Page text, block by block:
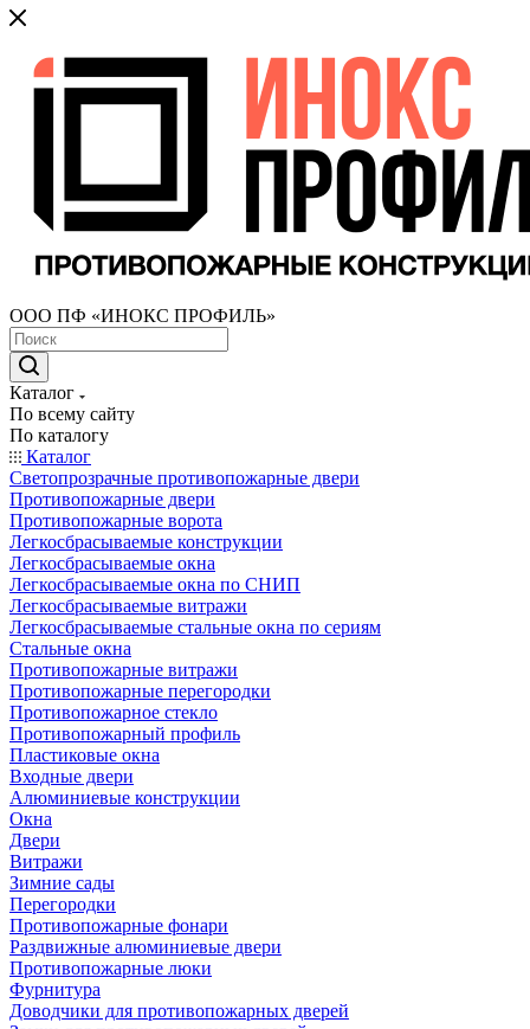
ООО ПФ «ИНОКС ПРОФИЛЬ»
Каталог
По всему сайту
По каталогу
Каталог
Светопрозрачные противопожарные двери
Противопожарные двери
Противопожарные ворота
Легкосбрасываемые конструкции
Легкосбрасываемые окна
Легкосбрасываемые окна по СНИП
Легкосбрасываемые витражи
Легкосбрасываемые стальные окна по сериям
Стальные окна
Противопожарные витражи
Противопожарные перегородки
Противопожарное стекло
Противопожарный профиль
Пластиковые окна
Входные двери
Алюминиевые конструкции
Окна
Двери
Витражи
Зимние сады
Перегородки
Противопожарные фонари
Раздвижные алюминиевые двери
Противопожарные люки
Фурнитура
Доводчики для противопожарных дверей